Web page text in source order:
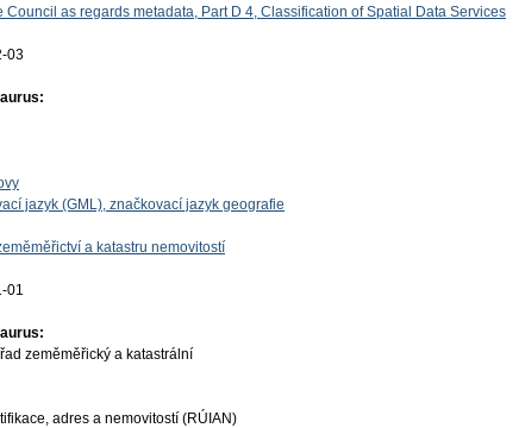
Council as regards metadata, Part D 4, Classification of Spatial Data Services
03
jazyk (GML), značkovací jazyk geografie
a katastru nemovitostí
01
zeměměřický a katastrální
adres a nemovitostí (RÚIAN)